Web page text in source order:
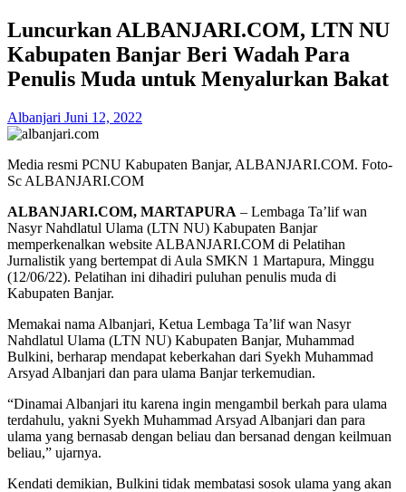
Luncurkan ALBANJARI.COM, LTN NU
Kabupaten Banjar Beri Wadah Para
Penulis Muda untuk Menyalurkan Bakat
Albanjari Juni 12, 2022
Media resmi PCNU Kabupaten Banjar, ALBANJARI.COM. Foto-
Sc ALBANJARI.COM
ALBANJARI.COM, MARTAPURA – Lembaga Ta’lif wan
Nasyr Nahdlatul Ulama (LTN NU) Kabupaten Banjar
memperkenalkan website ALBANJARI.COM di Pelatihan
Jurnalistik yang bertempat di Aula SMKN 1 Martapura, Minggu
(12/06/22). Pelatihan ini dihadiri puluhan penulis muda di
Kabupaten Banjar.
Memakai nama Albanjari, Ketua Lembaga Ta’lif wan Nasyr
Nahdlatul Ulama (LTN NU) Kabupaten Banjar, Muhammad
Bulkini, berharap mendapat keberkahan dari Syekh Muhammad
Arsyad Albanjari dan para ulama Banjar terkemudian.
“Dinamai Albanjari itu karena ingin mengambil berkah para ulama
terdahulu, yakni Syekh Muhammad Arsyad Albanjari dan para
ulama yang bernasab dengan beliau dan bersanad dengan keilmuan
beliau,” ujarnya.
Kendati demikian, Bulkini tidak membatasi sosok ulama yang akan